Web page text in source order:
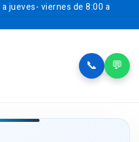
jueves- viernes de 8:00 a
📞 💬